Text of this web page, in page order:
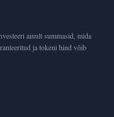
ainult summasid, mida
ja tokeni hind võib